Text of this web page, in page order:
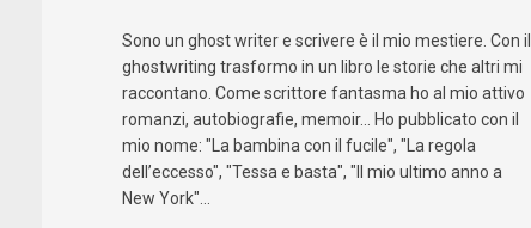
Sono un ghost writer e scrivere è il mio mestiere. Con il
ghostwriting trasformo in un libro le storie che altri mi
raccontano. Come scrittore fantasma ho al mio attivo
romanzi, autobiografie, memoir... Ho pubblicato con il
mio nome: "La bambina con il fucile", "La regola
dell’eccesso", "Tessa e basta", "Il mio ultimo anno a
New York"...